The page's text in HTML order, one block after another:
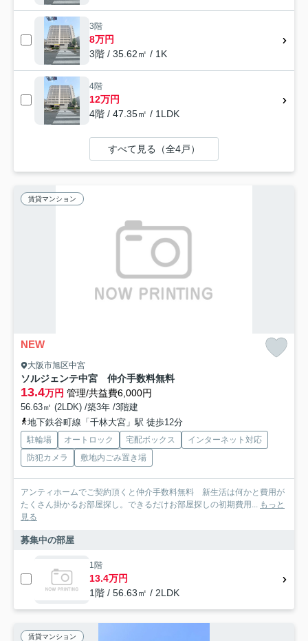
3階
8万円
3階 / 35.62㎡ / 1K
4階
12万円
4階 / 47.35㎡ / 1LDK
すべて見る（全4戸）
賃貸マンション
NEW
大阪市旭区中宮
ソルジェンテ中宮 仲介手数料無料
13.4万円 管理/共益費6,000円
56.63㎡ (2LDK) /築3年 /3階建
地下鉄谷町線「千林大宮」駅 徒歩12分
駐輪場 オートロック 宅配ボックス
インターネット対応
防犯カメラ
敷地内ごみ置き場
アンティホームでご契約頂くと仲介手数料無料 新生活は何かと費用が
たくさん掛かるお部屋探し。できるだけお部屋探しの初期費用...
もっと
見る
募集中の部屋
1階
13.4万円
1階 / 56.63㎡ / 2LDK
賃貸マンション